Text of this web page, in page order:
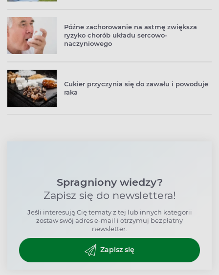
Późne zachorowanie na astmę zwiększa
ryzyko chorób układu sercowo-
naczyniowego
Cukier przyczynia się do zawału i powoduje
raka
Spragniony wiedzy?
Zapisz się do newslettera!
Jeśli interesują Cię tematy z tej lub innych kategorii
zostaw swój adres e-mail i otrzymuj bezpłatny
newsletter.
Zapisz się